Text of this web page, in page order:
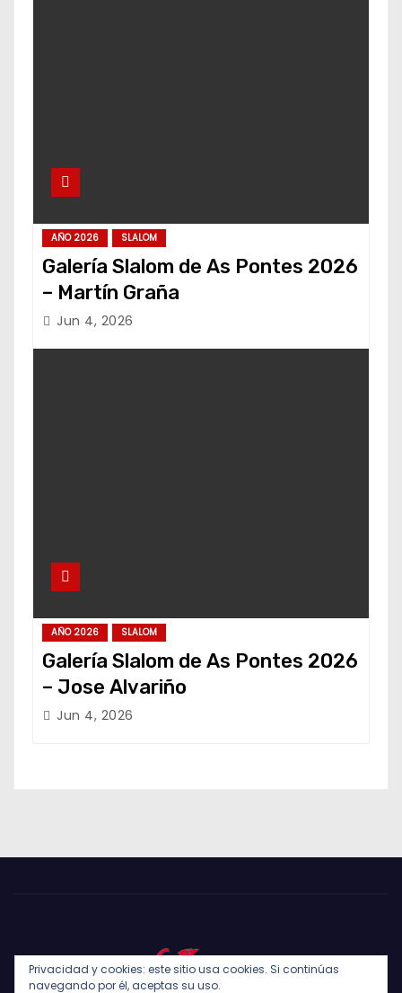
AÑO 2026 SLALOM
Galería Slalom de As Pontes 2026
– Martín Graña
Jun 4, 2026
AÑO 2026 SLALOM
Galería Slalom de As Pontes 2026
– Jose Alvariño
Jun 4, 2026
Privacidad y cookies: este sitio usa cookies. Si continúas
navegando por él, aceptas su uso.